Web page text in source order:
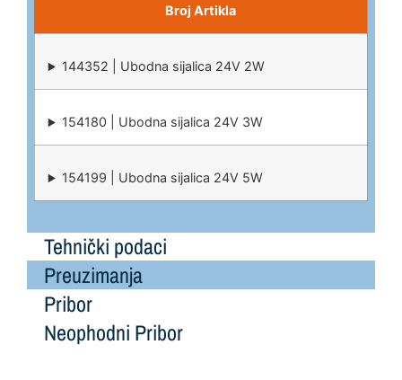
Broj Artikla
144352 | Ubodna sijalica 24V 2W
154180 | Ubodna sijalica 24V 3W
154199 | Ubodna sijalica 24V 5W
Tehnički podaci
Preuzimanja
Pribor
Neophodni Pribor